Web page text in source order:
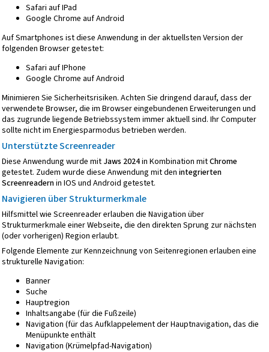
Safari auf IPad
Google Chrome auf Android
Auf Smartphones ist diese Anwendung in der aktuellsten Version der
folgenden Browser getestet:
Safari auf IPhone
Google Chrome auf Android
Minimieren Sie Sicherheitsrisiken. Achten Sie dringend darauf, dass der
verwendete Browser, die im Browser eingebundenen Erweiterungen und
das zugrunde liegende Betriebssystem immer aktuell sind. Ihr Computer
sollte nicht im Energiesparmodus betrieben werden.
Unterstützte Screenreader
Diese Anwendung wurde mit Jaws 2024in Kombination mitChrome
getestet. Zudem wurde diese Anwendung mit den integrierten
Screenreadernin IOS und Android getestet.
Navigieren über Strukturmerkmale
Hilfsmittel wie Screenreader erlauben die Navigation über
Strukturmerkmale einer Webseite, die den direkten Sprung zur nächsten
(oder vorherigen) Region erlaubt.
Folgende Elemente zur Kennzeichnung von Seitenregionen erlauben eine
strukturelle Navigation:
Banner
Suche
Hauptregion
Inhaltsangabe (für die Fußzeile)
Navigation (für das Aufklappelement der Hauptnavigation, das die
Menüpunkte enthält
Navigation (Krümelpfad-Navigation)